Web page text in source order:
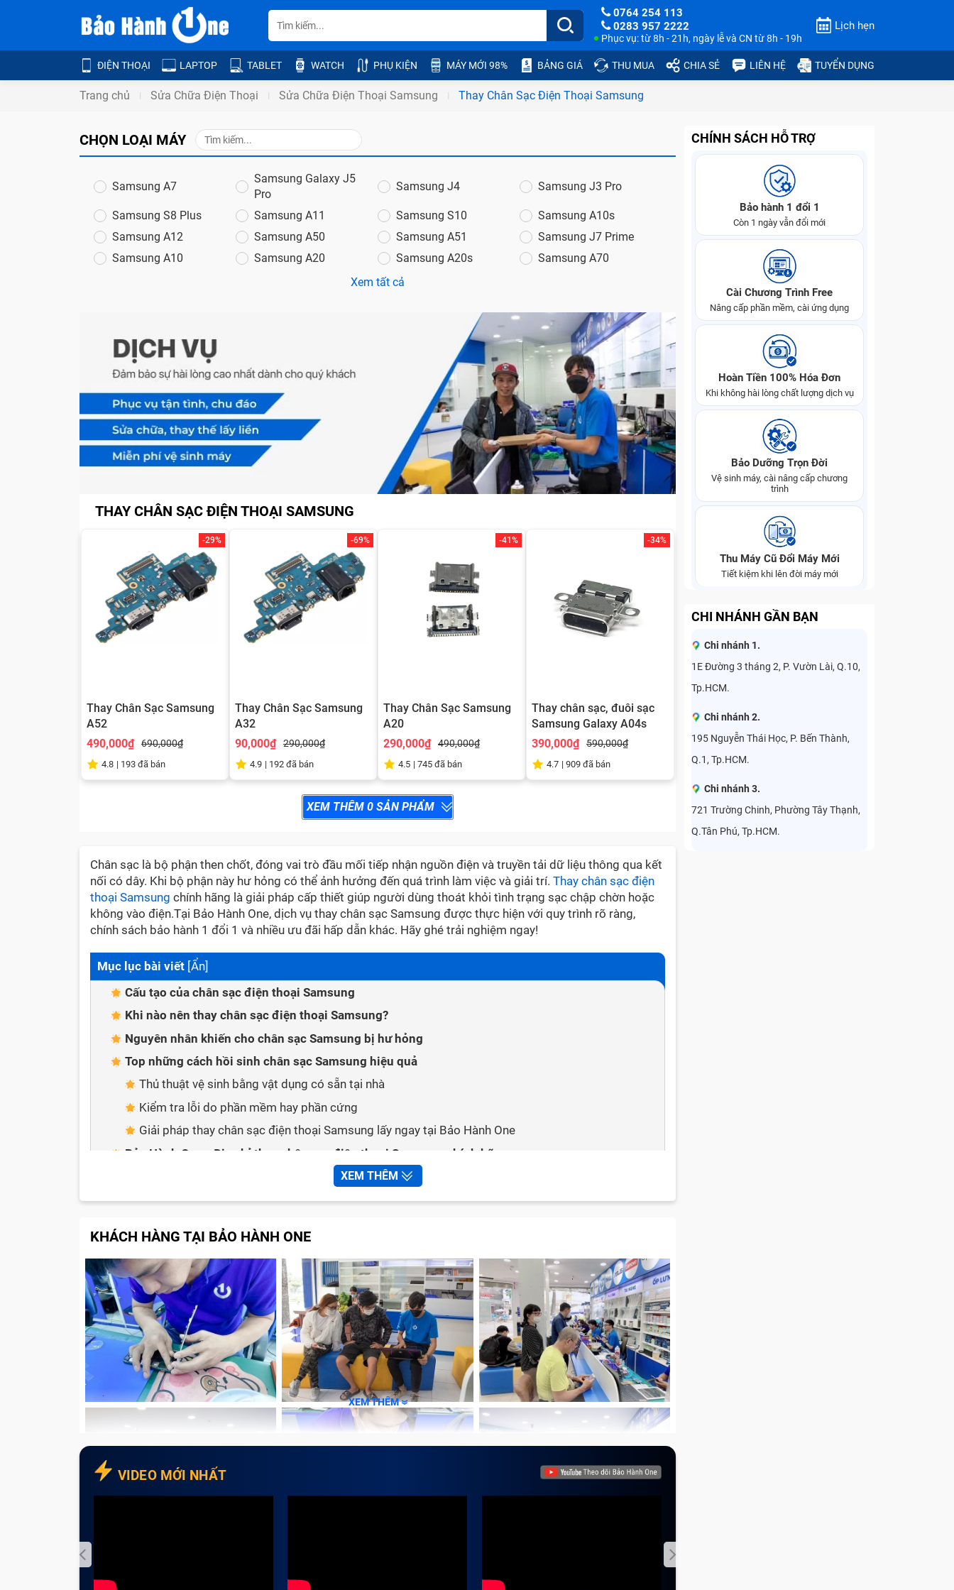
0764 254 113
0283 957 2222
Phục vụ: từ 8h - 21h, ngày lễ và CN từ 8h - 19h
Lịch hẹn
ĐIỆN THOẠI LAPTOP TABLET WATCH PHỤ KIỆN MÁY MỚI 98% BẢNG GIÁ THU MUA CHIA SẺ LIÊN HỆ TUYỂN DỤNG
Trang chủ Sửa Chữa Điện Thoại Sửa Chữa Điện Thoại Samsung Thay Chân Sạc Điện Thoại Samsung
CHỌN LOẠI MÁY
Samsung A7
Samsung Galaxy J5
Pro
Samsung J4 Samsung J3 Pro
Samsung S8 Plus Samsung A11 Samsung S10
Samsung A10s
Samsung A12
Samsung A50 Samsung A51
Samsung J7 Prime
Samsung A10
Samsung A20 Samsung A20s
Samsung A70
Xem tất cả
THAY CHÂN SẠC ĐIỆN THOẠI SAMSUNG
-29%
Thay Chân Sạc Samsung
A52
490,000₫
690,000₫
4.8 | 193 đã bán
-69%
Thay Chân Sạc Samsung
A32
90,000₫
290,000₫
4.9 | 192 đã bán
-41%
Thay Chân Sạc Samsung
A20
290,000₫
490,000₫
4.5 | 745 đã bán
-34%
Thay chân sạc, đuôi sạc
Samsung Galaxy A04s
390,000₫
590,000₫
4.7 | 909 đã bán
XEM THÊM 0 SẢN PHẨM
Chân sạc là bộ phận then chốt, đóng vai trò đầu mối tiếp nhận nguồn điện và truyền tải dữ liệu thông qua kết
nối có dây. Khi bộ phận này hư hỏng có thể ảnh hưởng đến quá trình làm việc và giải trí. Thay chân sạc điện
thoại Samsung chính hãng là giải pháp cấp thiết giúp người dùng thoát khỏi tình trạng sạc chập chờn hoặc
không vào điện.Tại Bảo Hành One, dịch vụ thay chân sạc Samsung được thực hiện với quy trình rõ ràng,
chính sách bảo hành 1 đổi 1 và nhiều ưu đãi hấp dẫn khác. Hãy ghé trải nghiệm ngay!
Mục lục bài viết [Ẩn]
Cấu tạo của chân sạc điện thoại Samsung
Khi nào nên thay chân sạc điện thoại Samsung?
Nguyên nhân khiến cho chân sạc Samsung bị hư hỏng
Top những cách hồi sinh chân sạc Samsung hiệu quả
Thủ thuật vệ sinh bằng vật dụng có sẵn tại nhà
Kiểm tra lỗi do phần mềm hay phần cứng
Giải pháp thay chân sạc điện thoại Samsung lấy ngay tại Bảo Hành One
Bảo Hành One - Địa chỉ thay chân sạc điện thoại Samsung chính hãng
Đánh giá từ khách hàng sau thay chân sạc điện thoại Samsung
Giải đáp một số câu hỏi liên quan đến thay chân sạc Samsung
Thay chân sạc Samsung mất nhiều thời gian không?
Cấu tạo của chân sạc điện thoại Samsung
Hệ thống chân sạc Samsung đã phát triển từ Micro-USB sang USB Type-C hiện đại. Chân sạc không chỉ hỗ
trợ nạp năng lượng mà còn đảm nhiệm vai trò truyền dữ liệu, hỗ trợ sạc nhanh và kết nối thiết bị ngoại vi qua
OTG.
XEM THÊM
KHÁCH HÀNG TẠI BẢO HÀNH ONE
XEM THÊM
VIDEO MỚI NHẤT
CHÍNH SÁCH HỖ TRỢ
Bảo hành 1 đổi 1
Còn 1 ngày vẫn đổi mới
Cài Chương Trình Free
Nâng cấp phần mềm, cài ứng dụng
Hoàn Tiền 100% Hóa Đơn
Khi không hài lòng chất lượng dịch vụ
Bảo Dưỡng Trọn Đời
Vệ sinh máy, cài nâng cấp chương
trình
Thu Máy Cũ Đổi Máy Mới
Tiết kiệm khi lên đời máy mới
CHI NHÁNH GẦN BẠN
Chi nhánh 1.
1E Đường 3 tháng 2, P. Vườn Lài, Q.10,
Tp.HCM.
Chi nhánh 2.
195 Nguyễn Thái Học, P. Bến Thành,
Q.1, Tp.HCM.
Chi nhánh 3.
721 Trường Chinh, Phường Tây Thạnh,
Q.Tân Phú, Tp.HCM.